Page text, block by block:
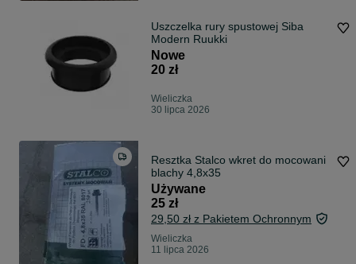
Uszczelka rury spustowej Siba
Modern Ruukki
Nowe
20 zł
Wieliczka
30 lipca 2026
Resztka Stalco wkret do mocowani
blachy 4,8x35
Używane
25 zł
29,50 zł z Pakietem Ochronnym
Wieliczka
11 lipca 2026